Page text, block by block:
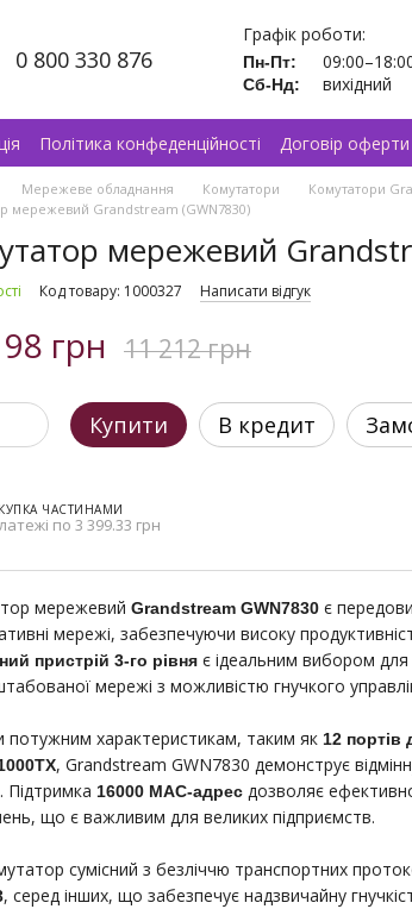
0 800 330 876
Графік роботи:
Пн-Пт:
Сб-Нд: вихідний
Політика конфеденційності
Договір оферти
Мережеве обладнання Комутатори
Комутатори
мережевий Grandstream (GWN7830)
мережевий
Код товару: 1000327 Написати відгук
грн 11 212 грн
Купити В кредит
ЧАСТИНАМИ
по 3 399.33 грн
мережевий Grandstream GWN7830 є
мережі, забезпечуючи високу
пристрій 3-го рівня є ідеальним вибором для
мережі з можливістю гнучкого
потужним характеристикам, таким як 12 портів
, Grandstream GWN7830 демонструє
Підтримка 16000 МАС-адрес дозволяє
що є важливим для великих підприємств.
сумісний з безліччю транспортних
, серед інших, що забезпечує надзвичайну